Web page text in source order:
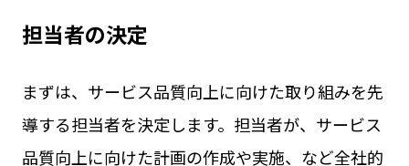
担当者の決定
まずは、サービス品質向上に向けた取り組みを先
導する担当者を決定します。担当者が、サービス
品質向上に向けた計画の作成や実施、など全社的